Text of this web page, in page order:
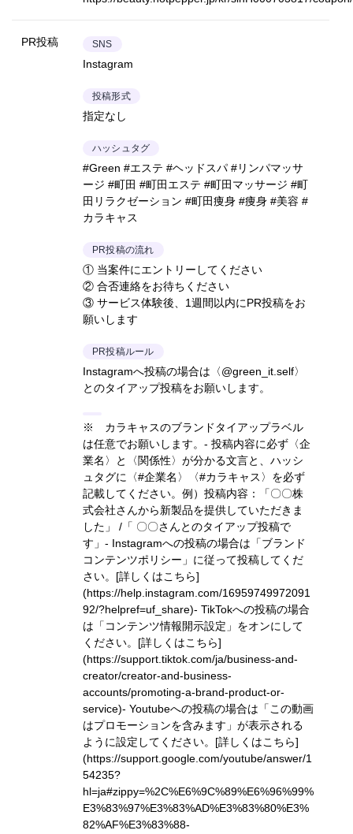
PR投稿 SNS
Instagram
投稿形式
指定なし
ハッシュタグ
#Green #エステ #ヘッドスパ #リンパマッサ
ージ #町田 #町田エステ #町田マッサージ #町
田リラクゼーション #町田痩身 #痩身 #美容 #
カラキャス
PR投稿の流れ
① 当案件にエントリーしてください
② 合否連絡をお待ちください
③ サービス体験後、1週間以内にPR投稿をお
願いします
PR投稿ルール
Instagramへ投稿の場合は〈@green_it.self〉
とのタイアップ投稿をお願いします。
※ カラキャスのブランドタイアップラベル
は任意でお願いします。- 投稿内容に必ず〈企
業名〉と〈関係性〉が分かる文言と、ハッシ
ュタグに〈#企業名〉〈#カラキャス〉を必ず
記載してください。 例）投稿内容：「〇〇株
式会社さんから新製品を提供していただきま
した」 /「 〇〇さんとのタイアップ投稿で
す」 - Instagramへの投稿の場合は「ブランド
コンテンツポリシー」に従って投稿してくだ
さい。 [詳しくはこちら]
(https://help.instagram.com/16959749972091
92/?helpref=uf_share)- TikTokへの投稿の場合
は「コンテンツ情報開示設定」をオンにして
ください。 [詳しくはこちら]
(https://support.tiktok.com/ja/business-and-
creator/creator-and-business-
accounts/promoting-a-brand-product-or-
service)- Youtubeへの投稿の場合は「この動画
はプロモーションを含みます」が表示される
ように設定してください。 [詳しくはこちら]
(https://support.google.com/youtube/answer/1
54235?
hl=ja#zippy=%2C%E6%9C%89%E6%96%99%
E3%83%97%E3%83%AD%E3%83%80%E3%
82%AF%E3%83%88-